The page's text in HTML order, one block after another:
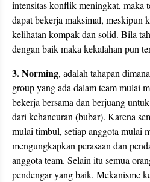
intensitas konflik meningkat, maka
dapat bekerja maksimal, meskipun
kelihatan kompak dan solid. Bila
dengan baik maka kekalahan pun
3. Norming, adalah tahapan
group yang ada dalam team mulai
bekerja bersama dan berjuang
dari kehancuran (bubar). Karena
mulai timbul, setiap anggota mulai
mengungkapkan perasaan dan
anggota team. Selain itu semua
pendengar yang baik. Mekanisme